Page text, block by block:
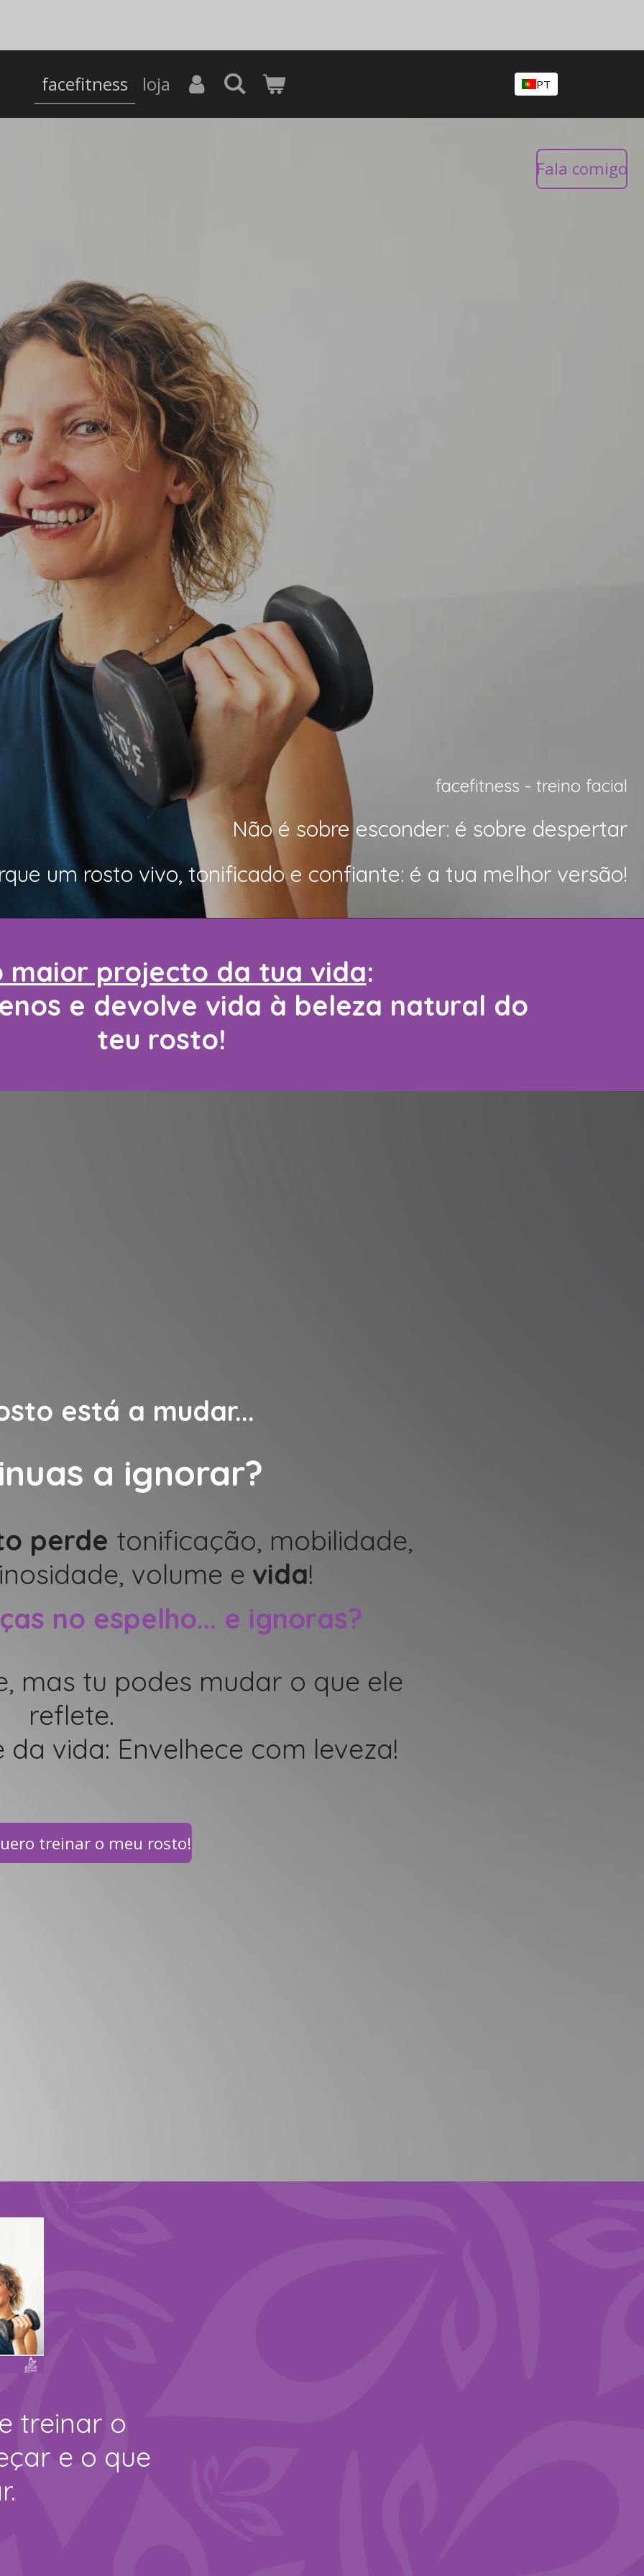
facefitness loja PT
Fala comigo
facefitness - treino facial
Não é sobre esconder: é sobre despertar
um rosto vivo, tonificado e confiante: é a tua melhor versão!
maior projecto da tua vida:
e devolve vida à beleza natural do
teu rosto!
está a mudar...
a ignorar?
perde tonificação, mobilidade,
volume e vida!
no espelho... e ignoras?
mas tu podes mudar o que ele
reflete.
vida: Envelhece com leveza!
treinar o meu rosto!
treinar o
e o que